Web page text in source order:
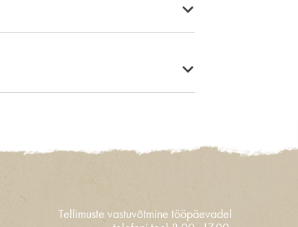
Tellimuste vastuvõtmine tööpäevadel